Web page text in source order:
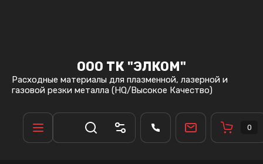
ООО ТК "ЭЛКОМ"
Расходные материалы для плазменной, лазерной и
газовой резки металла (HQ/Высокое Качество)
0